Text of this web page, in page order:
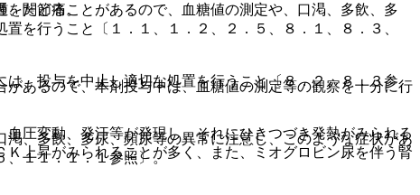
、関節痛。
あるので、本剤投与中は、血糖値の測定等の観察を十分に行
、多飲、多尿、頻尿等の異常に注意し、このような症状があ
、１１．１．１参照〕。
たどることがあるので、血糖値の測定や、口渇、多飲、多
を行うこと〔１．１、１．２、２．５、８．１、８．３、
、投与を中止し適切な処置を行うこと〔８．２、８．３参
圧変動、発汗等が発現し、それにひきつづき発熱がみられる
上昇がみられることが多く、また、ミオグロビン尿を伴う腎